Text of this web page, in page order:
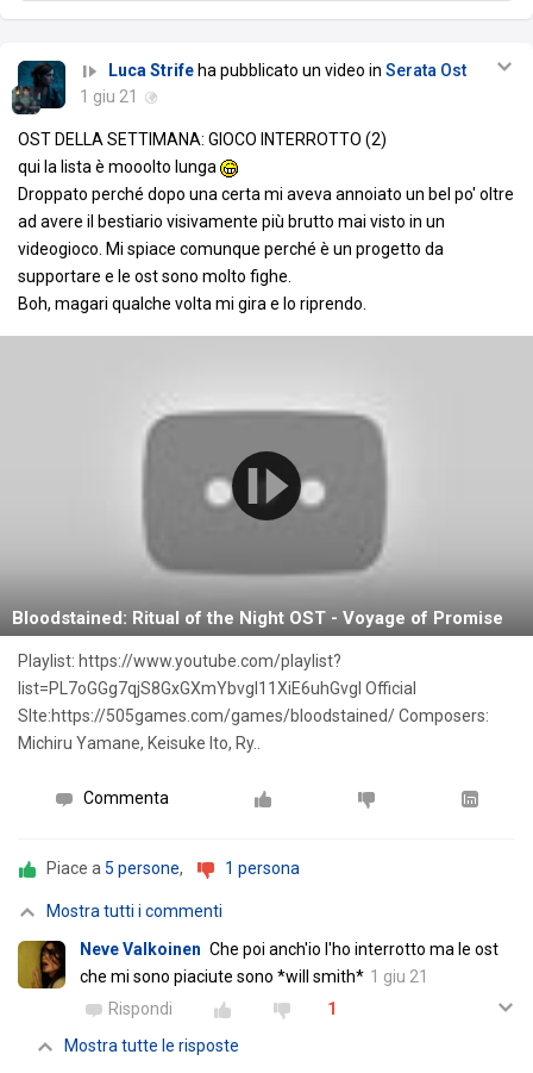
Luca Strife ha pubblicato un video in Serata Ost
1 giu 21
OST DELLA SETTIMANA: GIOCO INTERROTTO (2)
qui la lista è mooolto lunga
Droppato perché dopo una certa mi aveva annoiato un bel po' oltre
ad avere il bestiario visivamente più brutto mai visto in un
videogioco. Mi spiace comunque perché è un progetto da
supportare e le ost sono molto fighe.
Boh, magari qualche volta mi gira e lo riprendo.
Bloodstained: Ritual of the Night OST - Voyage of Promise
Playlist: https://www.youtube.com/playlist?
list=PL7oGGg7qjS8GxGXmYbvgI11XiE6uhGvgl Official
SIte:https://505games.com/games/bloodstained/ Composers:
Michiru Yamane, Keisuke Ito, Ry..
Commenta
Piace a5 persone, 1 persona
Mostra tutti i commenti
Neve Valkoinen Che poi anch'io l'ho interrotto ma le ost
che mi sono piaciute sono *will smith* 1 giu 21
Rispondi
1
Mostra tutte le risposte